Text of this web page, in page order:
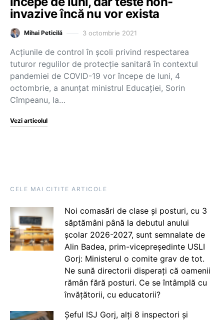
invazive încă nu vor exista
Mihai Peticilă 3 octombrie 2021
Acţiunile de control în şcoli privind respectarea
tuturor regulilor de protecţie sanitară în contextul
pandemiei de COVID-19 vor începe de luni, 4
octombrie, a anunțat ministrul Educaţiei, Sorin
Cîmpeanu, la…
Vezi articolul
CELE MAI CITITE ARTICOLE
Noi comasări de clase și posturi, cu 3
săptămâni până la debutul anului
școlar 2026-2027, sunt semnalate de
Alin Badea, prim-vicepreședinte USLI
Gorj: Ministerul o comite grav de tot.
Ne sună directorii disperați că oamenii
rămân fără posturi. Ce se întâmplă cu
învățătorii, cu educatorii?
Șeful ISJ Gorj, alți 8 inspectori și